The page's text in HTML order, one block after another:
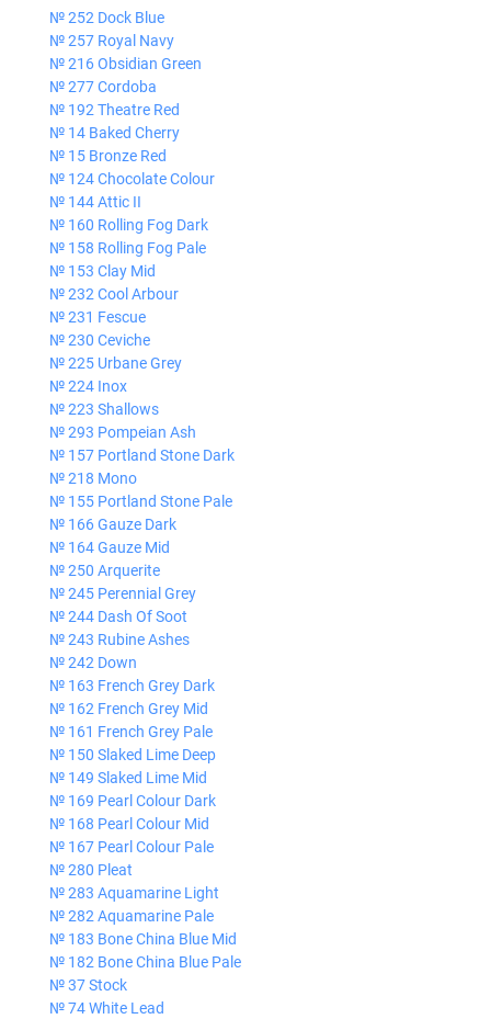
№ 252 Dock Blue
№ 257 Royal Navy
№ 216 Obsidian Green
№ 277 Cordoba
№ 192 Theatre Red
№ 14 Baked Cherry
№ 15 Bronze Red
№ 124 Chocolate Colour
№ 144 Attic II
№ 160 Rolling Fog Dark
№ 158 Rolling Fog Pale
№ 153 Clay Mid
№ 232 Cool Arbour
№ 231 Fescue
№ 230 Ceviche
№ 225 Urbane Grey
№ 224 Inox
№ 223 Shallows
№ 293 Pompeian Ash
№ 157 Portland Stone Dark
№ 218 Mono
№ 155 Portland Stone Pale
№ 166 Gauze Dark
№ 164 Gauze Mid
№ 250 Arquerite
№ 245 Perennial Grey
№ 244 Dash Of Soot
№ 243 Rubine Ashes
№ 242 Down
№ 163 French Grey Dark
№ 162 French Grey Mid
№ 161 French Grey Pale
№ 150 Slaked Lime Deep
№ 149 Slaked Lime Mid
№ 169 Pearl Colour Dark
№ 168 Pearl Colour Mid
№ 167 Pearl Colour Pale
№ 280 Pleat
№ 283 Aquamarine Light
№ 282 Aquamarine Pale
№ 183 Bone China Blue Mid
№ 182 Bone China Blue Pale
№ 37 Stock
№ 74 White Lead